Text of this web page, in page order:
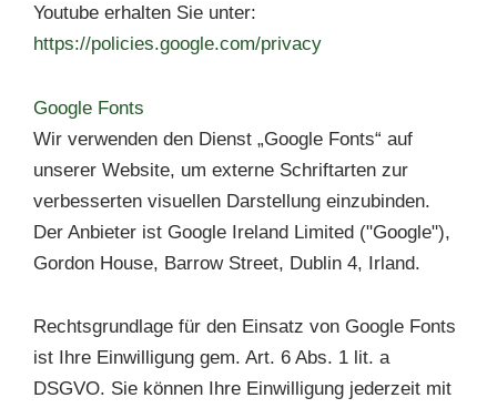
Youtube erhalten Sie unter:
https://policies.google.com/privacy
Google Fonts
Wir verwenden den Dienst „Google Fonts“ auf
unserer Website, um externe Schriftarten zur
verbesserten visuellen Darstellung einzubinden.
Der Anbieter ist Google Ireland Limited ("Google"),
Gordon House, Barrow Street, Dublin 4, Irland.
Rechtsgrundlage für den Einsatz von Google Fonts
ist Ihre Einwilligung gem. Art. 6 Abs. 1 lit. a
DSGVO. Sie können Ihre Einwilligung jederzeit mit